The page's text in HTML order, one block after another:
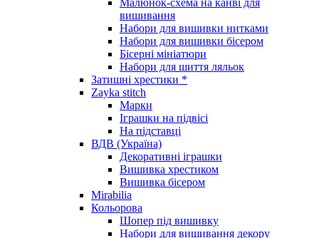
вишивання
Набори для вишивки нитками
Набори для вишивки бісером
Бісерні мініатюри
Набори для шиття ляльок
Затишні хрестики *
Zayka stitch
Марки
Іграшки на підвісі
На підставці
ВДВ (Україна)
Декоративні іграшки
Вишивка хрестиком
Вишивка бісером
Mirabilia
Кольорова
Шопер під вишивку
Набори для вишивання декору